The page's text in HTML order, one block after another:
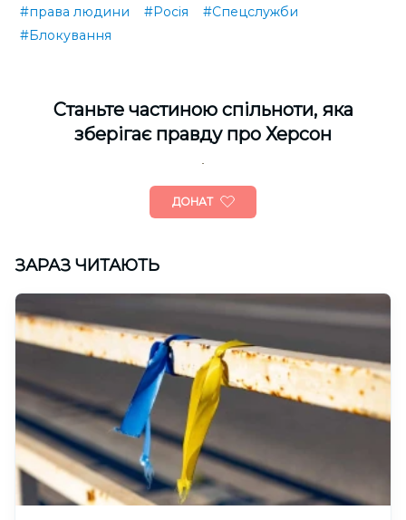
#права людини #Росія
#Спецслужби
#Блокування
Cтаньте частиною спільноти, яка
зберігає правду про Херсон
ДОНАТ
ЗАРАЗ ЧИТАЮТЬ